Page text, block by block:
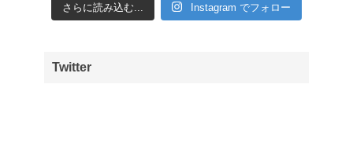
さらに読み込む... Instagram でフォロー
Twitter